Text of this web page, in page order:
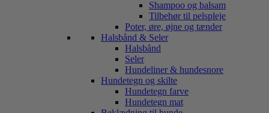
Shampoo og balsam
Tilbehør til pelspleje
Poter, øre, øjne og tænder
Halsbånd & Seler
Halsbånd
Seler
Hundeliner & hundesnore
Hundetegn og skilte
Hundetegn farve
Hundetegn mat